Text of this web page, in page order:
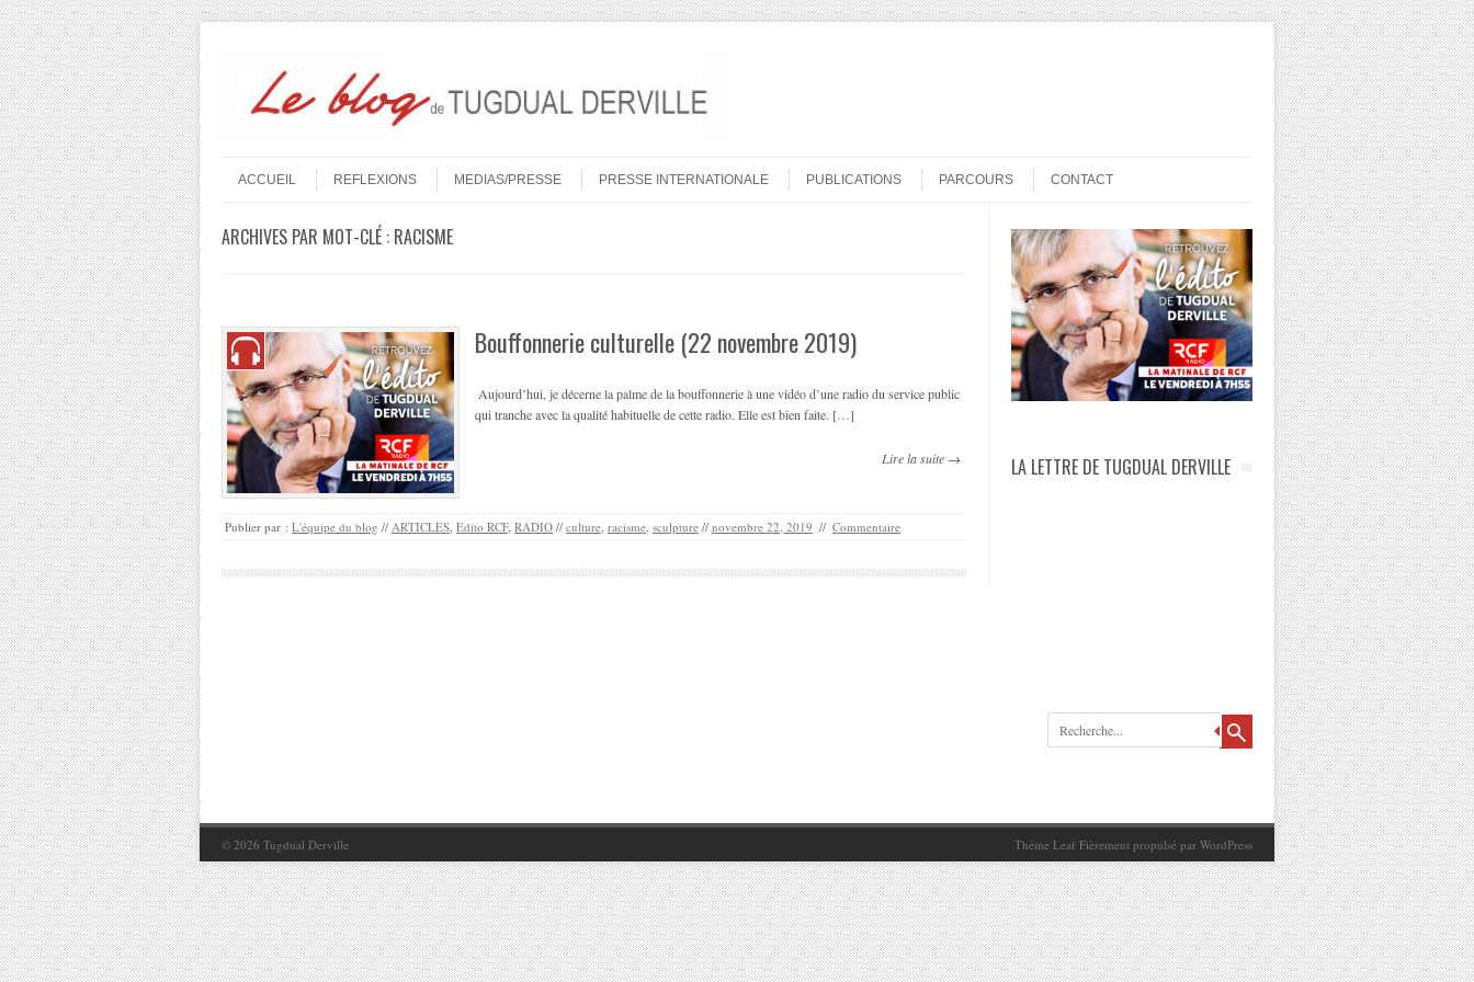
Menu
ACCUEIL
REFLEXIONS MEDIAS/PRESSE PRESSE INTERNATIONALE PUBLICATIONS PARCOURS CONTACT
ARCHIVES PAR MOT-CLÉ : RACISME
Bouffonnerie culturelle (22 novembre 2019)
Aujourd’hui, je décerne la palme de la bouffonnerie à une vidéo d’une radio du service public
qui tranche avec la qualité habituelle de cette radio. Elle est bien faite. […]
Lire la suite →
Publier par : L'équipe du blog // ARTICLES, Edito RCF, RADIO // culture, racisme, sculpture // novembre 22, 2019 // Commentaire
LA LETTRE DE TUGDUAL DERVILLE
Recherche
© 2026 Tugdual Derville Thème Leaf Fièrement propulsé par WordPress